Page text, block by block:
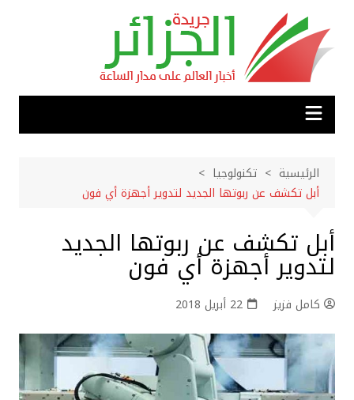
المحتوى
الرئيسية
تكنولوجيا
أبل تكشف عن ربوتها الجديد لتدوير أجهزة أي فون
أبل تكشف عن ربوتها الجديد
لتدوير أجهزة أي فون
كامل فزيز 22 أبريل 2018